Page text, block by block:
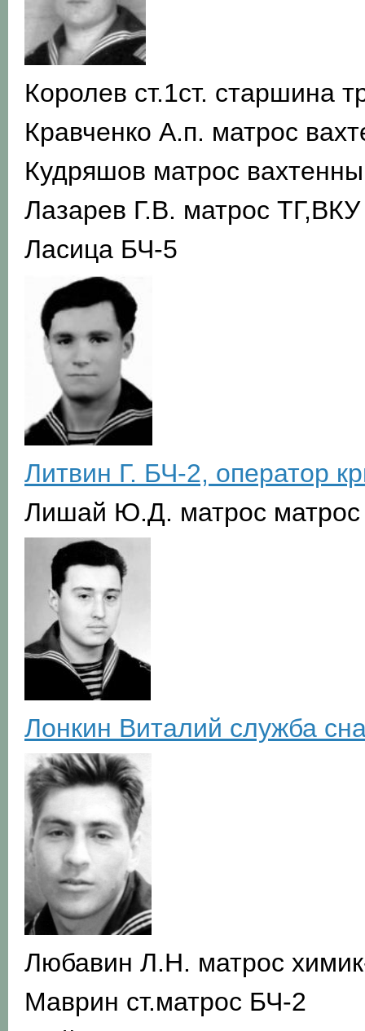
Королев ст.1ст. старшина
Кравченко А.п. матрос
Кудряшов матрос
Лазарев Г.В. матрос ТГ,ВКУ
Ласица БЧ-5
Литвин Г. БЧ-2, оператор
Лишай Ю.Д. матрос матрос
Лонкин Виталий служба
Любавин Л.Н. матрос
Маврин ст.матрос БЧ-2